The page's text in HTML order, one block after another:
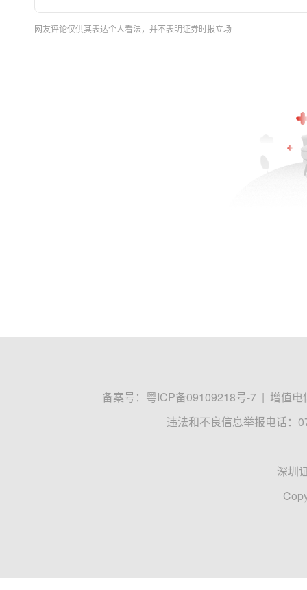
网友评论仅供其表达个人看法，并不表明证券时报立场
备案号： 粤ICP备09109218号-7 | 增值电
违法和不良信息举报电话：
深圳